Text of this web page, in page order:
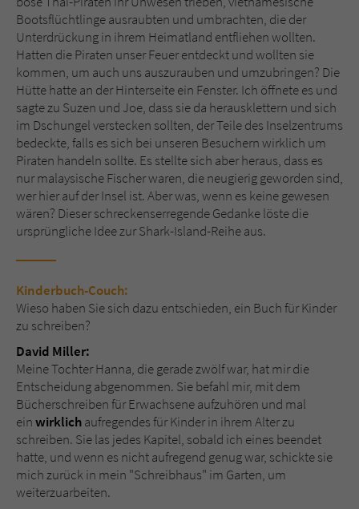
Bootsflüchtlinge ausraubten und umbrachten, die der
Unterdrückung in ihrem Heimatland entfliehen wollten.
Hatten die Piraten unser Feuer entdeckt und wollten sie
kommen, um auch uns auszurauben und umzubringen? Die
Hütte hatte an der Hinterseite ein Fenster. Ich öffnete es und
sagte zu Suzen und Joe, dass sie da herausklettern und sich
im Dschungel verstecken sollten, der Teile des Inselzentrums
bedeckte, falls es sich bei unseren Besuchern wirklich um
Piraten handeln sollte. Es stellte sich aber heraus, dass es
nur malaysische Fischer waren, die neugierig geworden sind,
wer hier auf der Insel ist. Aber was, wenn es keine gewesen
wären? Dieser schreckenserregende Gedanke löste die
ursprüngliche Idee zur Shark-Island-Reihe aus.
Kinderbuch-Couch:
Wieso haben Sie sich dazu entschieden, ein Buch für Kinder
zu schreiben?
David Miller:
Meine Tochter Hanna, die gerade zwölf war, hat mir die
Entscheidung abgenommen. Sie befahl mir, mit dem
Bücherschreiben für Erwachsene aufzuhören und mal
einwirklichaufregendes für Kinder in ihrem Alter zu
schreiben. Sie las jedes Kapitel, sobald ich eines beendet
hatte, und wenn es nicht aufregend genug war, schickte sie
mich zurück in mein "Schreibhaus" im Garten, um
weiterzuarbeiten.
Name tx_pwcomments_ahash
Anbieter Literatur-Couch Medien GmbH & Co. KG
Laufzeit 1 Jahr
Zweck Cookie für Kommentare einzelner Buchtitel
Name fe_typo_user
Anbieter Literatur-Couch Medien GmbH & Co. KG
Zweck
Dieses Cookie gewährleistet die
Sicherheitscode des Kontaktformulars zu
überprüfen.